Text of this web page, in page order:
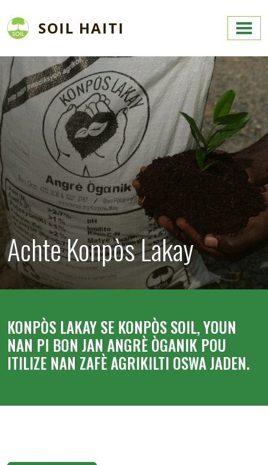
SOIL HAITI
Image
Achte Konpòs Lakay
KONPÒS LAKAY SE KONPÒS SOIL, YOUN
NAN PI BON JAN ANGRÈ ÒGANIK POU
ITILIZE NAN ZAFÈ AGRIKILTI OSWA JADEN.